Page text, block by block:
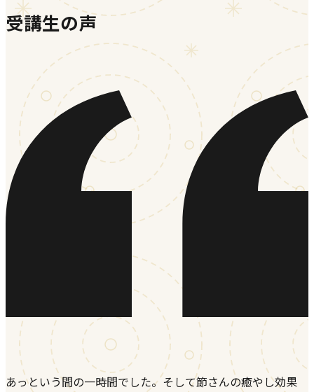
受講生の声
あっという間の一時間でした。そして節さんの癒やし効果